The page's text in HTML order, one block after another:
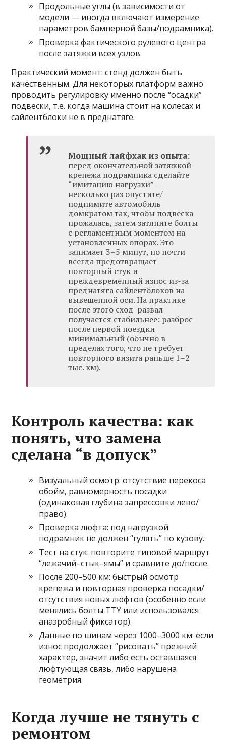
Продольные углы (в зависимости от
модели — иногда включают измерение
параметров бамперной базы/подрамника).
Проверка фактического рулевого центра
после затяжки всех узлов.
Практический момент: стенд должен быть
качественным. Для некоторых платформ важно
проводить регулировку именно после “осадки”
подвески, т.е. когда машина стоит на колесах и
сайлентблоки не в преднатяге.
Мощный лайфхак из опыта:
перед окончательной затяжкой
крепежа подрамника сделайте
“имитацию нагрузки” —
несколько раз опустите/
поднимите автомобиль
домкратом так, чтобы подвеска
прожалась, затем затяните болты
с регламентным моментом на
установленных опорах. Это
занимает 3–5 минут, но почти
всегда предотвращает
повторный стук и
преждевременный износ из-за
преднатяга сайлентблоков на
вывешенной оси. На практике
после этого сход-развал
получается стабильнее: разброс
после первой поездки
минимальный (обычно в
пределах того, что не требует
повторного визита раньше 1–2
тыс. км).
Контроль качества: как
понять, что замена
сделана “в допуск”
Визуальный осмотр: отсутствие перекоса
обойм, равномерность посадки
(одинаковая глубина запрессовки лево/
право).
Проверка люфта: под нагрузкой
подрамник не должен “гулять” по кузову.
Тест на стук: повторите типовой маршрут
“лежачий–стык–ямы” и сравните до/после.
После 200–500 км: быстрый осмотр
крепежа и повторная проверка посадки/
отсутствия новых люфтов (особенно если
менялись болты TTY или использовался
анаэробный фиксатор).
Данные по шинам через 1000–3000 км: если
износ продолжает “рисовать” прежний
характер, значит либо есть оставшаяся
люфтующая связь, либо нарушена
геометрия.
Когда лучше не тянуть с
ремонтом